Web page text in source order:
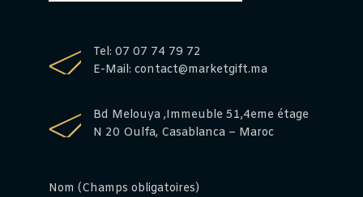
Tel: 07 07 74 79 72
E-Mail: contact@marketgift.ma
Bd Melouya ,Immeuble 51,4eme étage
N 20 Oulfa, Casablanca – Maroc
Nom (Champs obligatoires)